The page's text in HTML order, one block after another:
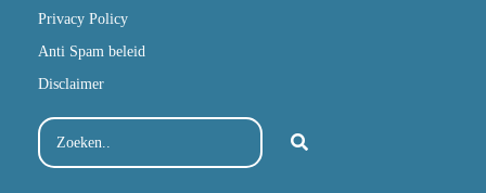
Privacy Policy
Anti Spam beleid
Disclaimer